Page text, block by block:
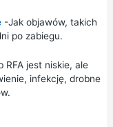
-Jak objawów, takich
po zabiegu.
RFA jest niskie, ale
infekcję, drobne